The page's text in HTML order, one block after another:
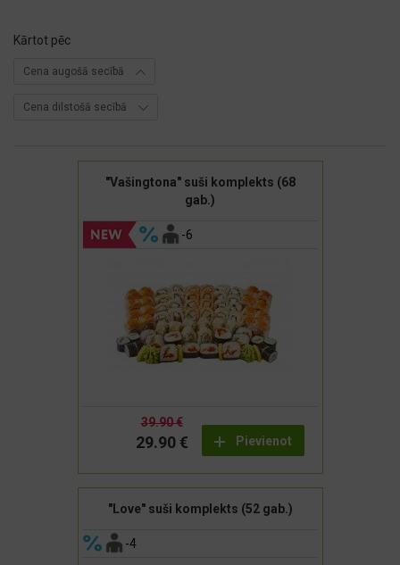
Kārtot pēc
Cena augošā secībā
Cena dilstošā secībā
"Vašingtona" suši komplekts (68
gab.)
-6
Pievienot
39.90 €
29.90 €
"Love" suši komplekts (52 gab.)
-4